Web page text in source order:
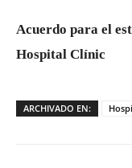
Acuerdo para el
Hospital Clínic
ARCHIVADO EN: